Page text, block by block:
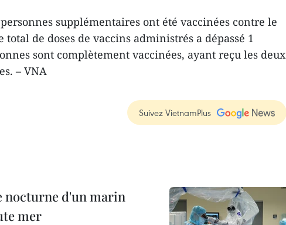
supplémentaires ont été vaccinées contre le
total de doses de vaccins administrés a dépassé 1
sont complètement vaccinées, ayant reçu les deux
– VNA
Suivez VietnamPlus
nocturne d'un marin
mer